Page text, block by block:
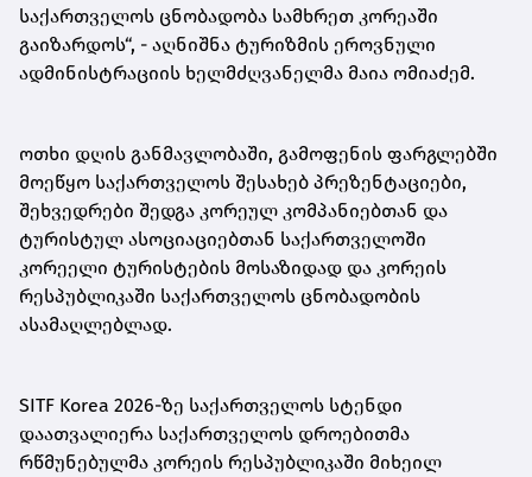
საქართველოს ცნობადობა სამხრეთ კორეაში
გაიზარდოს“, - აღნიშნა ტურიზმის ეროვნული
ადმინისტრაციის ხელმძღვანელმა მაია ომიაძემ.
ოთხი დღის განმავლობაში, გამოფენის ფარგლებში
მოეწყო საქართველოს შესახებ პრეზენტაციები,
შეხვედრები შედგა კორეულ კომპანიებთან და
ტურისტულ ასოციაციებთან საქართველოში
კორეელი ტურისტების მოსაზიდად და კორეის
რესპუბლიკაში საქართველოს ცნობადობის
ასამაღლებლად.
SITF Korea 2026-ზე საქართველოს სტენდი
დაათვალიერა საქართველოს დროებითმა
რწმუნებულმა კორეის რესპუბლიკაში მიხეილ